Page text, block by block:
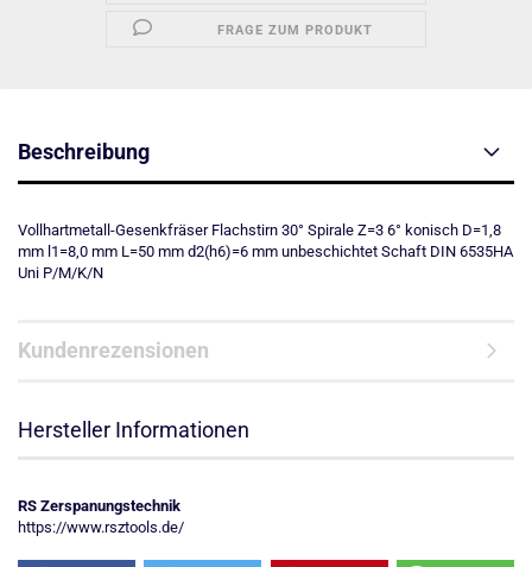
FRAGE ZUM PRODUKT
Beschreibung
Vollhartmetall-Gesenkfräser Flachstirn 30° Spirale Z=3 6° konisch D=1,8
mm l1=8,0 mm L=50 mm d2(h6)=6 mm unbeschichtet Schaft DIN 6535HA
Uni P/M/K/N
Kundenrezensionen
Hersteller Informationen
RS Zerspanungstechnik
https://www.rsztools.de/